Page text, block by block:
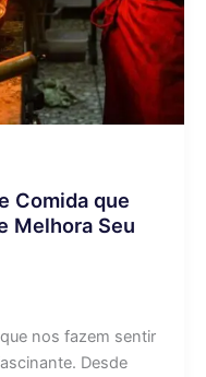
Comida que
Melhora Seu
nos fazem sentir
Desde